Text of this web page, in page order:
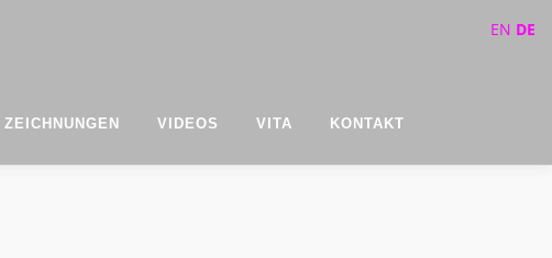
ZEICHNUNGEN VIDEOS VITA KONTAKT
EN DE